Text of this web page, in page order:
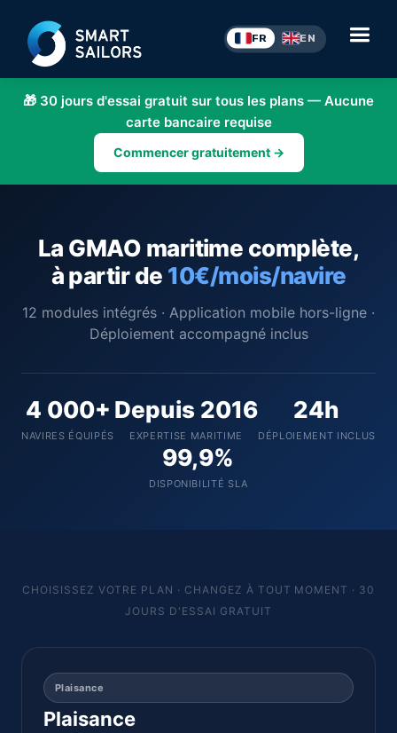
FR EN
🎁 30 jours d'essai gratuit sur tous les plans — Aucune
carte bancaire requise
Commencer gratuitement →
La GMAO maritime complète,
à partir de 10€/mois/navire
12 modules intégrés · Application mobile hors-ligne ·
Déploiement accompagné inclus
4 000+
NAVIRES ÉQUIPÉS
Depuis 2016
EXPERTISE MARITIME
24h
DÉPLOIEMENT INCLUS
99,9%
DISPONIBILITÉ SLA
CHOISISSEZ VOTRE PLAN · CHANGEZ À TOUT MOMENT · 30
JOURS D'ESSAI GRATUIT
Plaisance
Plaisance